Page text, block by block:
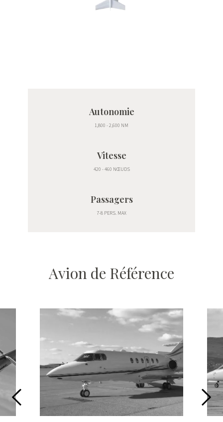
Autonomie
1,800 - 2,600 NM
Vitesse
420 - 460 NŒUDS
Passagers
7-8 PERS. MAX
Avion de Référence